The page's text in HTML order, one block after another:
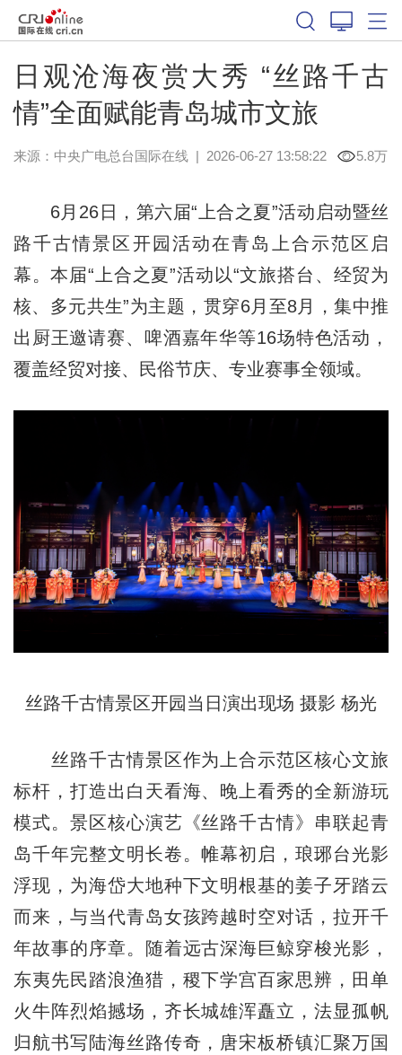
日观沧海夜赏大秀 “丝路千古
情”全面赋能青岛城市文旅
来源：中央广电总台国际在线| 2026-06-27 13:58:22 5.8万
6月26日，第六届“上合之夏”活动启动暨丝
路千古情景区开园活动在青岛上合示范区启
幕。本届“上合之夏”活动以“文旅搭台、经贸为
核、多元共生”为主题，贯穿6月至8月，集中推
出厨王邀请赛、啤酒嘉年华等16场特色活动，
覆盖经贸对接、民俗节庆、专业赛事全领域。
丝路千古情景区开园当日演出现场 摄影 杨光
丝路千古情景区作为上合示范区核心文旅
标杆，打造出白天看海、晚上看秀的全新游玩
模式。景区核心演艺《丝路千古情》串联起青
岛千年完整文明长卷。帷幕初启，琅琊台光影
浮现，为海岱大地种下文明根基的姜子牙踏云
而来，与当代青岛女孩跨越时空对话，拉开千
年故事的序章。随着远古深海巨鲸穿梭光影，
东夷先民踏浪渔猎，稷下学宫百家思辨，田单
火牛阵烈焰撼场，齐长城雄浑矗立，法显孤帆
归航书写陆海丝路传奇，唐宋板桥镇汇聚万国